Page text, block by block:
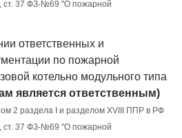
ст. 37 ФЗ-№69 "О пожарной
ответственных и
по пожарной
котельно модульного типа
является ответственным)
2 раздела I и разделом XVIII ППР в РФ
ст. 37 ФЗ-№69 "О пожарной